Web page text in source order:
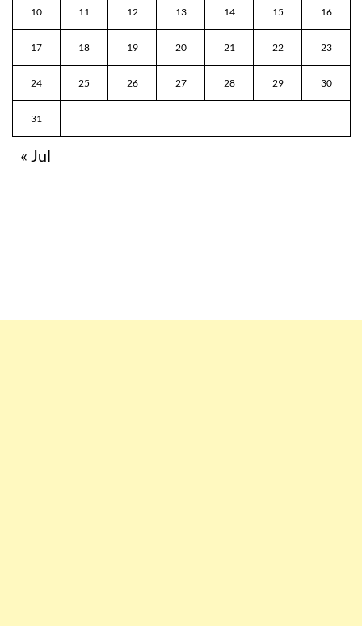
10 11 12 13 14 15 16
17 18 19 20 21 22 23
24 25 26 27 28 29 30
31
« Jul